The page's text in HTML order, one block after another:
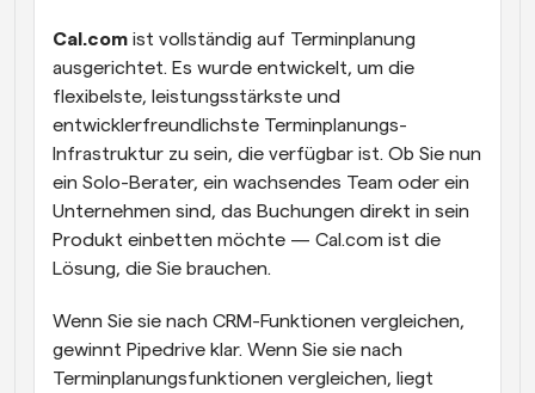
Cal.com ist vollständig auf Terminplanung
ausgerichtet. Es wurde entwickelt, um die
flexibelste, leistungsstärkste und
entwicklerfreundlichste Terminplanungs-
Infrastruktur zu sein, die verfügbar ist. Ob Sie nun
ein Solo-Berater, ein wachsendes Team oder ein
Unternehmen sind, das Buchungen direkt in sein
Produkt einbetten möchte — Cal.com ist die
Lösung, die Sie brauchen.
Wenn Sie sie nach CRM-Funktionen vergleichen,
gewinnt Pipedrive klar. Wenn Sie sie nach
Terminplanungsfunktionen vergleichen, liegt